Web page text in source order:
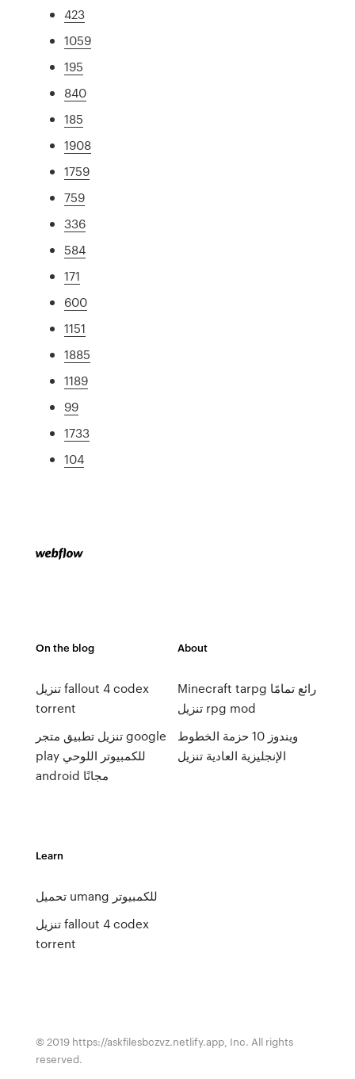
423
1059
195
840
185
1908
1759
759
336
584
171
600
1151
1885
1189
99
1733
104
On the blog
تنزيل fallout 4 codex
torrent
تنزيل تطبيق متجر google
play للكمبيوتر اللوحي
android مجانًا
About
Minecraft tarpg رائع تمامًا
تنزيل rpg mod
ويندوز 10 حزمة الخطوط
الإنجليزية العادية تنزيل
Learn
تحميل umang للكمبيوتر
تنزيل fallout 4 codex
torrent
© 2019 https://askfilesbczvz.netlify.app, Inc. All rights
reserved.